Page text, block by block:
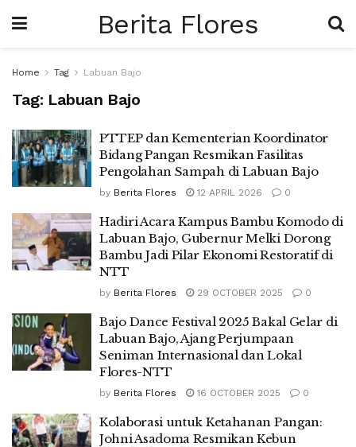
Berita Flores
Home Tag Labuan Bajo
Tag: Labuan Bajo
PTTEP dan Kementerian Koordinator
Bidang Pangan Resmikan Fasilitas
Pengolahan Sampah di Labuan Bajo
by Berita Flores 12 APRIL 2026 0
Hadiri Acara Kampus Bambu Komodo di
Labuan Bajo, Gubernur Melki Dorong
Bambu Jadi Pilar Ekonomi Restoratif di
NTT
by Berita Flores 29 OCTOBER 2025 0
Bajo Dance Festival 2025 Bakal Gelar di
Labuan Bajo, Ajang Perjumpaan
Seniman Internasional dan Lokal
Flores-NTT
by Berita Flores 16 OCTOBER 2025 0
Kolaborasi untuk Ketahanan Pangan:
Johni Asadoma Resmikan Kebun